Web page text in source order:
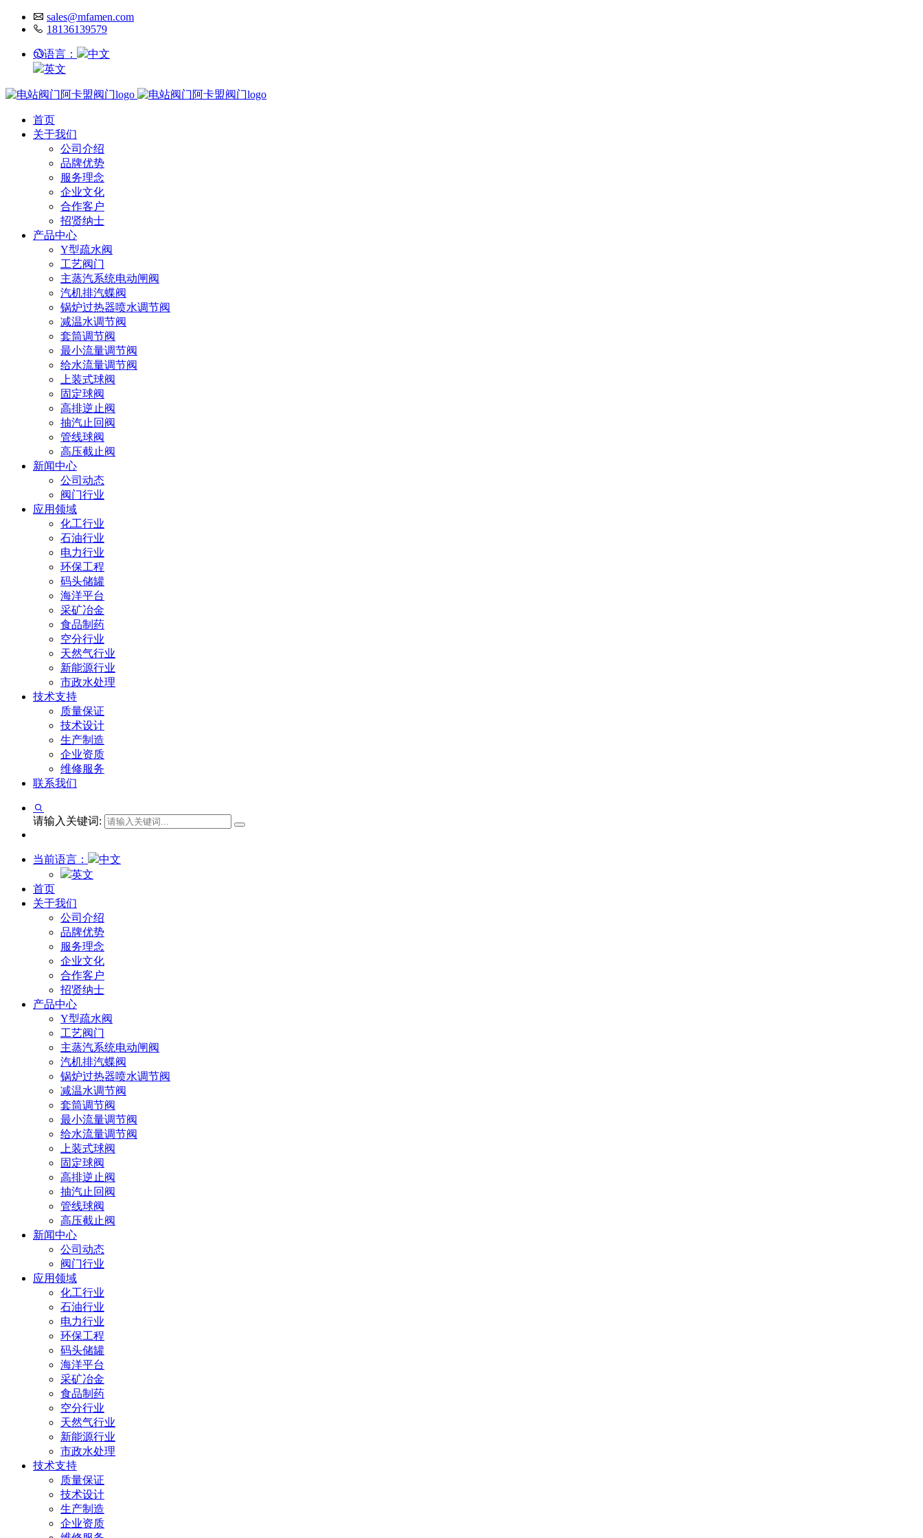
sales@mfamen.com
18136139579
语言：
中文
英文
首页
关于我们
公司介绍
品牌优势
服务理念
企业文化
合作客户
招贤纳士
产品中心
Y型疏水阀
工艺阀门
主蒸汽系统电动闸阀
汽机排汽蝶阀
锅炉过热器喷水调节阀
减温水调节阀
套筒调节阀
最小流量调节阀
给水流量调节阀
上装式球阀
固定球阀
高排逆止阀
抽汽止回阀
管线球阀
高压截止阀
新闻中心
公司动态
阀门行业
应用领域
化工行业
石油行业
电力行业
环保工程
码头储罐
海洋平台
采矿冶金
食品制药
空分行业
天然气行业
新能源行业
市政水处理
技术支持
质量保证
技术设计
生产制造
企业资质
维修服务
联系我们
请输入关键词:
当前语言：
中文
英文
首页
关于我们
公司介绍
品牌优势
服务理念
企业文化
合作客户
招贤纳士
产品中心
Y型疏水阀
工艺阀门
主蒸汽系统电动闸阀
汽机排汽蝶阀
锅炉过热器喷水调节阀
减温水调节阀
套筒调节阀
最小流量调节阀
给水流量调节阀
上装式球阀
固定球阀
高排逆止阀
抽汽止回阀
管线球阀
高压截止阀
新闻中心
公司动态
阀门行业
应用领域
化工行业
石油行业
电力行业
环保工程
码头储罐
海洋平台
采矿冶金
食品制药
空分行业
天然气行业
新能源行业
市政水处理
技术支持
质量保证
技术设计
生产制造
企业资质